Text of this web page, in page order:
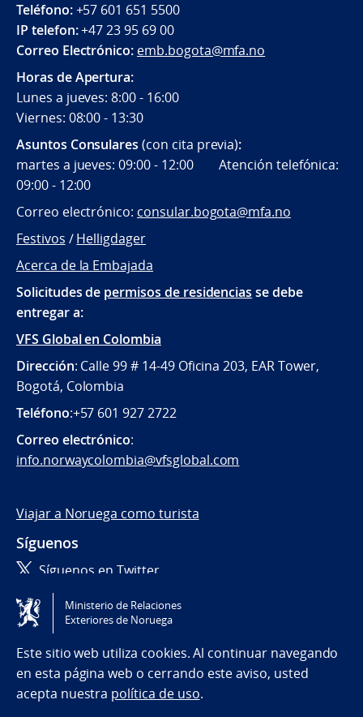
Teléfono:+57 601 651 5500
IP telefon:+47 23 95 69 00
Correo Electrónico: emb.bogota@mfa.no
Horas de Apertura:
Lunes a jueves: 8:00 - 16:00
Viernes: 08:00 - 13:30
Asuntos Consulares(con cita previa):
martes a jueves: 09:00 - 12:00 Atención telefónica:
09:00 - 12:00
Correo electrónico: consular.bogota@mfa.no
Festivos /Helligdager
Acerca de la Embajada
Solicitudes de permisos de residencias se debe
entregar a:
VFS Global en Colombia
Dirección: Calle 99 # 14-49 Oficina 203, EAR Tower,
Bogotá, Colombia
Teléfono:+57 601 927 2722
Correo electrónico:
info.norwaycolombia@vfsglobal.com
Viajar a Noruega como turista
Síguenos
Síguenos en Twitter
Tilgjengelighetserklæring / Accessibility statement
(NO)
Ministerio de Relaciones
Exteriores de Noruega
Este sitio web utiliza cookies. Al continuar navegando
en esta página web o cerrando este aviso, usted
acepta nuestra política de uso.